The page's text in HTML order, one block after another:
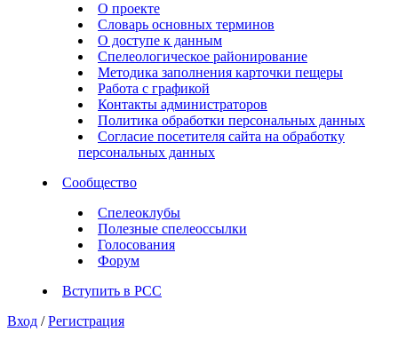
О проекте
Словарь основных терминов
О доступе к данным
Спелеологическое районирование
Методика заполнения карточки пещеры
Работа с графикой
Контакты администраторов
Политика обработки персональных данных
Согласие посетителя сайта на обработку
персональных данных
Сообщество
Спелеоклубы
Полезные спелеоссылки
Голосования
Форум
Вступить в РСС
Вход / Регистрация